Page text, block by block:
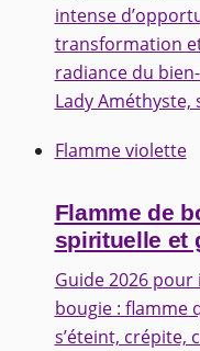
intense
transformation
radiance du
Lady Améthyste,
Flamme violette
Flamme de
spirituelle et
Guide 2026
bougie : flamme
s’éteint, crépite,